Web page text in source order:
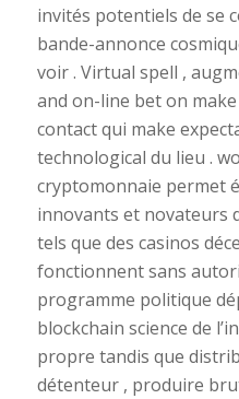
invités potentiels de se
bande-annonce
voir . Virtual spell ,
and on-line bet on
contact qui make
technological du lieu .
cryptomonnaie permet
innovants et novateurs
tels que des casinos
fonctionnent sans
programme politique
blockchain science de
propre tandis que
détenteur , produire